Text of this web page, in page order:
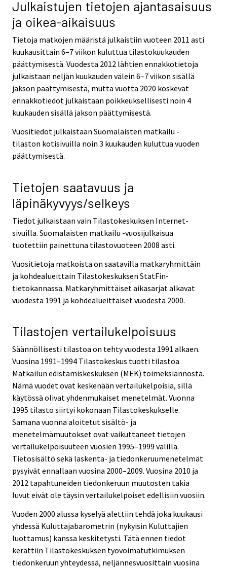
Julkaistujen tietojen ajantasaisuus
ja oikea-aikaisuus
Tietoja matkojen määristä julkaistiin vuoteen 2011 asti
kuukausittain 6–7 viikon kuluttua tilastokuukauden
päättymisestä. Vuodesta 2012 lähtien ennakkotietoja
julkaistaan neljän kuukauden välein 6–7 viikon sisällä
jakson päättymisestä, mutta vuotta 2020 koskevat
ennakkotiedot julkaistaan poikkeuksellisesti noin 4
kuukauden sisällä jakson päättymisestä.
Vuositiedot julkaistaan Suomalaisten matkailu -
tilaston kotisivuilla noin 3 kuukauden kuluttua vuoden
päättymisestä.
Tietojen saatavuus ja
läpinäkyvyys/selkeys
Tiedot julkaistaan vain Tilastokeskuksen Internet-
sivuilla. Suomalaisten matkailu -vuosijulkaisua
tuotettiin painettuna tilastovuoteen 2008 asti.
Vuositietoja matkoista on saatavilla matkaryhmittäin
ja kohdealueittain Tilastokeskuksen StatFin-
tietokannassa. Matkaryhmittäiset aikasarjat alkavat
vuodesta 1991 ja kohdealueittaiset vuodesta 2000.
Tilastojen vertailukelpoisuus
Säännöllisesti tilastoa on tehty vuodesta 1991 alkaen.
Vuosina 1991–1994 Tilastokeskus tuotti tilastoa
Matkailun edistämiskeskuksen (MEK) toimeksiannosta.
Nämä vuodet ovat keskenään vertailukelpoisia, sillä
käytössä olivat yhdenmukaiset menetelmät. Vuonna
1995 tilasto siirtyi kokonaan Tilastokeskukselle.
Samana vuonna aloitetut sisältö- ja
menetelmämuutokset ovat vaikuttaneet tietojen
vertailukelpoisuuteen vuosien 1995–1999 välillä.
Tietosisältö sekä laskenta- ja tiedonkeruumenetelmät
pysyivät ennallaan vuosina 2000–2009. Vuosina 2010 ja
2012 tapahtuneiden tiedonkeruun muutosten takia
luvut eivät ole täysin vertailukelpoiset edellisiin vuosiin.
Vuoden 2000 alussa kyselyä alettiin tehdä joka kuukausi
yhdessä Kuluttajabarometrin (nykyisin Kuluttajien
luottamus) kanssa keskitetysti. Tätä ennen tiedot
kerättiin Tilastokeskuksen työvoimatutkimuksen
tiedonkeruun yhteydessä, neljännesvuosittain vuosina